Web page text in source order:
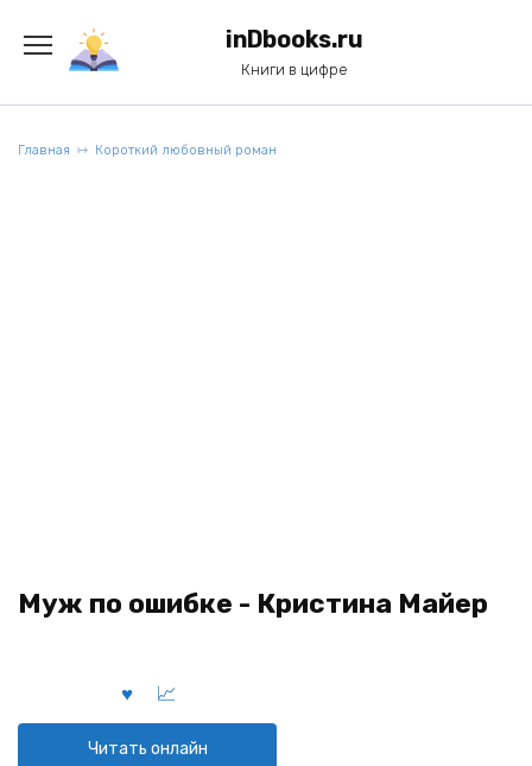
содержанию
inDbooks.ru
Книги в цифре
Главная Короткий любовный роман
Муж по ошибке - Кристина Майер
Читать онлайн